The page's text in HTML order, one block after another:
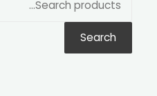
Search